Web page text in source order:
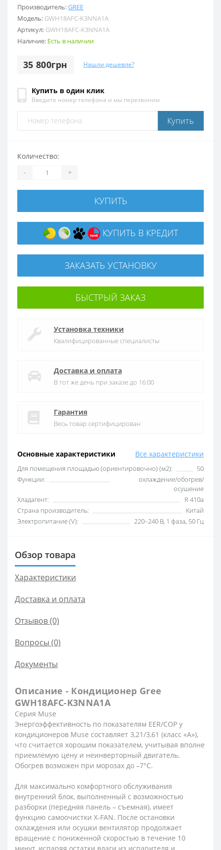
Производитель:GREE
Модель: GWH18AFC-K3NNA1A
Артикул: GWH18AFC-K3NNA1A
Наличие: Есть в наличии
35 800грн Нашли дешевле?
Купить в один клик
Введите номер телефона и мы перезвоним
Купить
Основные характеристики Все характеристики
Для помещения площадью (ориентировочно) (м2):
50
Функции:
охлаждение/обогрев/
осушение
Хладагент:
R 410a
Страна производитель:
Китай
Электропитание (V):
220–240 B, 1 фаза, 50 Гц
Количество:
- +
КУПИТЬ
КУПИТЬ В КРЕДИТ
ЗАКАЗАТЬ УСТАНОВКУ
БЫСТРЫЙ ЗАКАЗ
Установка техники
Квалифицированные специалисты
Доставка и оплата
В тот же день при заказе до 16:00
Гарантия
Весь товар сертифицирован
Обзор товара
Характеристики
Доставка и оплата
Отзывов (0)
Вопросы (0)
Документы
Описание - Кондиционер Gree
GWH18AFC-K3NNA1A
Серия Muse
Энергоэффективность по показателям EER/COP у
кондиционеров Muse составляет 3,21/3,61 (класс «А»),
что считается хорошим показателем, учитывая вполне
приемлемую цену и неинверторный двигатель.
Обогрев возможен при морозах до –7°С.
Для максимально комфортного обслуживания
внутренний блок, выполненный с возможностью
разборки (передняя панель – съемная), имеет
функцию самоочистки X-FAN. После остановки
охлаждения или осушки вентилятор продолжает
вращение с пониженной скоростью в течение 10